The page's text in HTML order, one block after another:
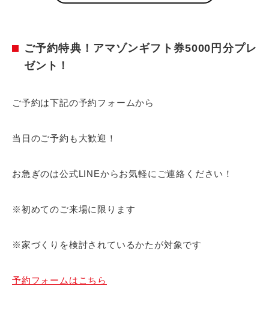
ご予約特典！アマゾンギフト券5000円分プレ
ゼント！
ご予約は下記の予約フォームから
当日のご予約も大歓迎！
お急ぎのは公式LINEからお気軽にご連絡ください！
※初めてのご来場に限ります
※家づくりを検討されているかたが対象です
予約フォームはこちら